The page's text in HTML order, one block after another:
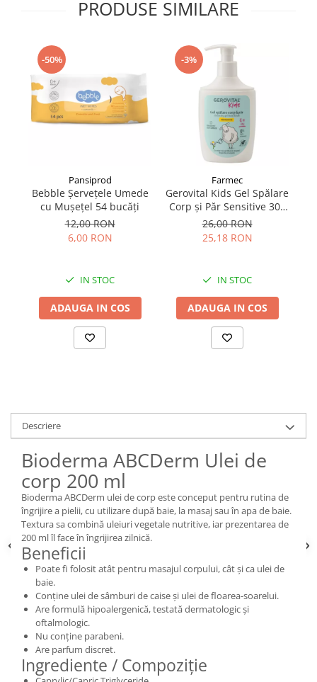
Tuse gat si respiratie
Vitamine si minerale
PRODUSE SIMILARE
-50%
Pansiprod
Bebble Șervețele Umede
cu Mușețel 54 bucăți
12,00 RON
6,00 RON
IN STOC
ADAUGA IN COS
-3%
Farmec
Gerovital Kids Gel Spălare
Corp și Păr Sensitive 300
ml
26,00 RON
25,18 RON
IN STOC
ADAUGA IN COS
Descriere
Bioderma ABCDerm Ulei de
corp 200 ml
Bioderma ABCDerm ulei de corp este conceput pentru rutina de
îngrijire a pielii, cu utilizare după baie, la masaj sau în apa de baie.
Textura sa combină uleiuri vegetale nutritive, iar prezentarea de
200 ml îl face în îngrijirea zilnică.
Beneficii
Poate fi folosit atât pentru masajul corpului, cât și ca ulei de
baie.
Conține ulei de sâmburi de caise și ulei de floarea-soarelui.
Are formulă hipoalergenică, testată dermatologic și
oftalmologic.
Nu conține parabeni.
Are parfum discret.
Ingrediente / Compoziție